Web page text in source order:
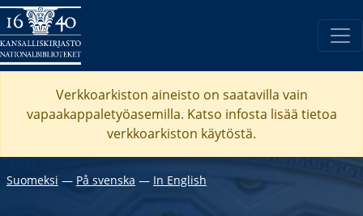
Verkkoarkiston aineisto on saatavilla vain
vapaakappaletyöasemilla. Katso infosta lisää tietoa
verkkoarkiston käytöstä.
Suomeksi ― På svenska ― In English